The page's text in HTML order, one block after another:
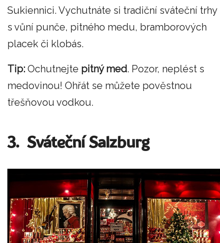
Sukiennici. Vychutnáte si tradiční sváteční trhy
s vůní punče, pitného medu, bramborových
placek či klobás.
Tip: Ochutnejte pitný med. Pozor, neplést s
medovinou! Ohřát se můžete pověstnou
třešňovou vodkou.
3. Sváteční Salzburg